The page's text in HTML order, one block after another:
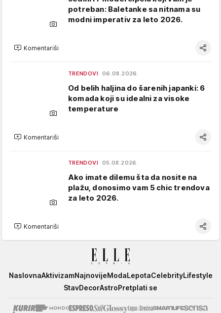
potreban: Baletanke sa nitnama su
modni imperativ za leto 2026.
Komentariši
TRENDOVI 06.08.2026.
Od belih haljina do šarenih japanki: 6
komada koji su idealni za visoke
temperature
Komentariši
TRENDOVI 05.08.2026.
Ako imate dilemu šta da nosite na
plažu, donosimo vam 5 chic trendova
za leto 2026.
Komentariši
Elle
NaslovnaAktivizamNajnovijeModaLepotaCelebrityLifestyle
StavDecorAstroPretplati se